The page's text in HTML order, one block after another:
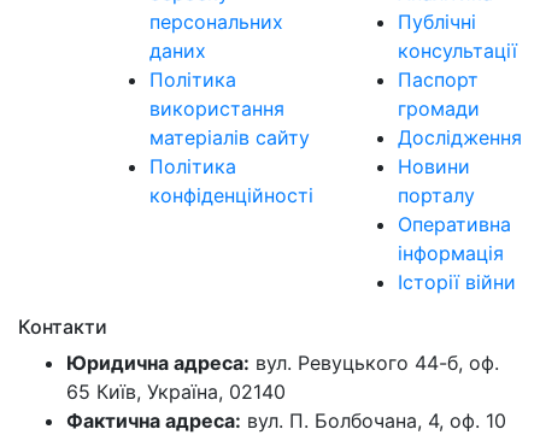
персональних
даних
Політика
використання
матеріалів сайту
Політика
конфіденційності
Публічні
консультації
Паспорт
громади
Дослідження
Новини
порталу
Оперативна
інформація
Історії війни
Контакти
Юридична адреса: вул. Ревуцького 44-б, оф.
65 Київ, Україна, 02140
Фактична адреса: вул. П. Болбочана, 4, оф. 10